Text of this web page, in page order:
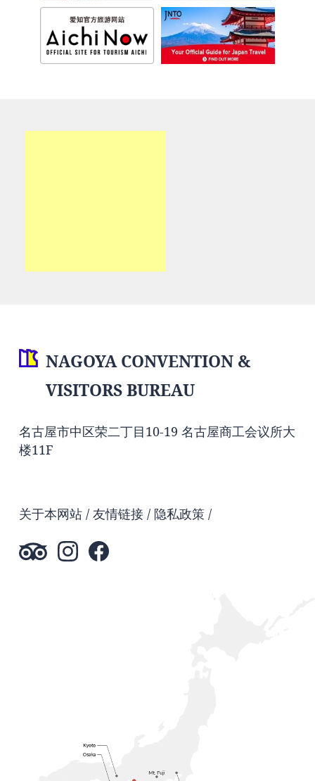
NAGOYA CONVENTION &
VISITORS BUREAU
名古屋市中区荣二丁目10-19 名古屋商工会议所大
楼11F
关于本网站 友情链接 隐私政策